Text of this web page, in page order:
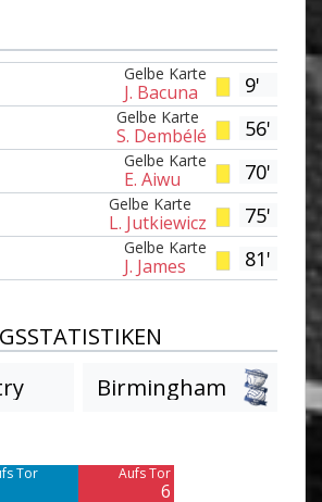
9'
Gelbe Karte
J. Bacuna
56'
Gelbe Karte
S. Dembélé
70'
Gelbe Karte
E. Aiwu
75'
Gelbe Karte
L. Jutkiewicz
81'
Gelbe Karte
J. James
Birmingham
Tor Aufs Tor
6